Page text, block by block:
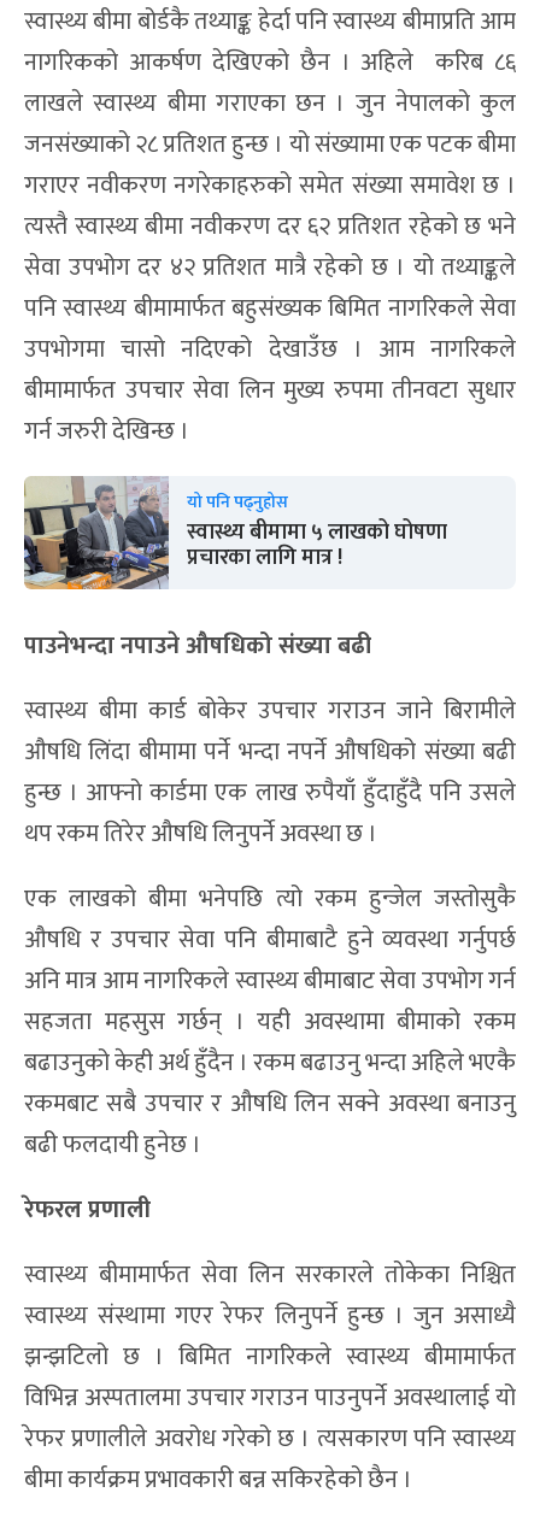
स्वास्थ्य बीमा बोर्डकै तथ्याङ्क हेर्दा पनि स्वास्थ्य बीमाप्रति आम
नागरिकको आकर्षण देखिएको छैन । अहिले करिब ८६
लाखले स्वास्थ्य बीमा गराएका छन । जुन नेपालको कुल
जनसंख्याको २८ प्रतिशत हुन्छ । यो संख्यामा एक पटक बीमा
गराएर नवीकरण नगरेकाहरुको समेत संख्या समावेश छ ।
त्यस्तै स्वास्थ्य बीमा नवीकरण दर ६२ प्रतिशत रहेको छ भने
सेवा उपभोग दर ४२ प्रतिशत मात्रै रहेको छ । यो तथ्याङ्कले
पनि स्वास्थ्य बीमामार्फत बहुसंख्यक बिमित नागरिकले सेवा
उपभोगमा चासो नदिएको देखाउँछ । आम नागरिकले
बीमामार्फत उपचार सेवा लिन मुख्य रुपमा तीनवटा सुधार
गर्न जरुरी देखिन्छ ।
यो पनि पढ्नुहोस
स्वास्थ्य बीमामा ५ लाखको घोषणा
प्रचारका लागि मात्र !
पाउनेभन्दा नपाउने औषधिको संख्या बढी
स्वास्थ्य बीमा कार्ड बोकेर उपचार गराउन जाने बिरामीले
औषधि लिंदा बीमामा पर्ने भन्दा नपर्ने औषधिको संख्या बढी
हुन्छ । आफ्नो कार्डमा एक लाख रुपैयाँ हुँदाहुँदै पनि उसले
थप रकम तिरेर औषधि लिनुपर्ने अवस्था छ ।
एक लाखको बीमा भनेपछि त्यो रकम हुन्जेल जस्तोसुकै
औषधि र उपचार सेवा पनि बीमाबाटै हुने व्यवस्था गर्नुपर्छ
अनि मात्र आम नागरिकले स्वास्थ्य बीमाबाट सेवा उपभोग गर्न
सहजता महसुस गर्छन् । यही अवस्थामा बीमाको रकम
बढाउनुको केही अर्थ हुँदैन । रकम बढाउनु भन्दा अहिले भएकै
रकमबाट सबै उपचार र औषधि लिन सक्ने अवस्था बनाउनु
बढी फलदायी हुनेछ ।
रेफरल प्रणाली
स्वास्थ्य बीमामार्फत सेवा लिन सरकारले तोकेका निश्चित
स्वास्थ्य संस्थामा गएर रेफर लिनुपर्ने हुन्छ । जुन असाध्यै
झन्झटिलो छ । बिमित नागरिकले स्वास्थ्य बीमामार्फत
विभिन्न अस्पतालमा उपचार गराउन पाउनुपर्ने अवस्थालाई यो
रेफर प्रणालीले अवरोध गरेको छ । त्यसकारण पनि स्वास्थ्य
बीमा कार्यक्रम प्रभावकारी बन्न सकिरहेको छैन ।